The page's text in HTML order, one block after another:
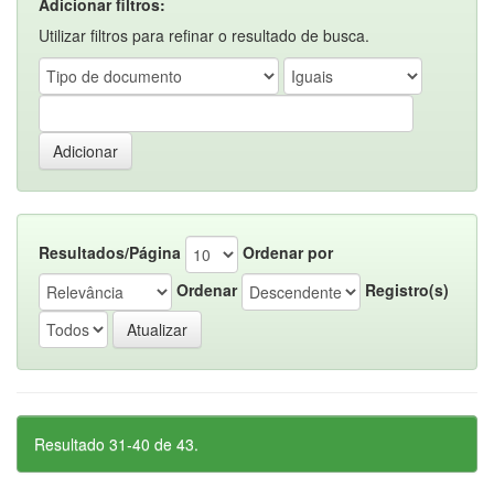
Adicionar filtros:
Utilizar filtros para refinar o resultado de busca.
Resultados/Página
Ordenar por
Ordenar
Registro(s)
Resultado 31-40 de 43.